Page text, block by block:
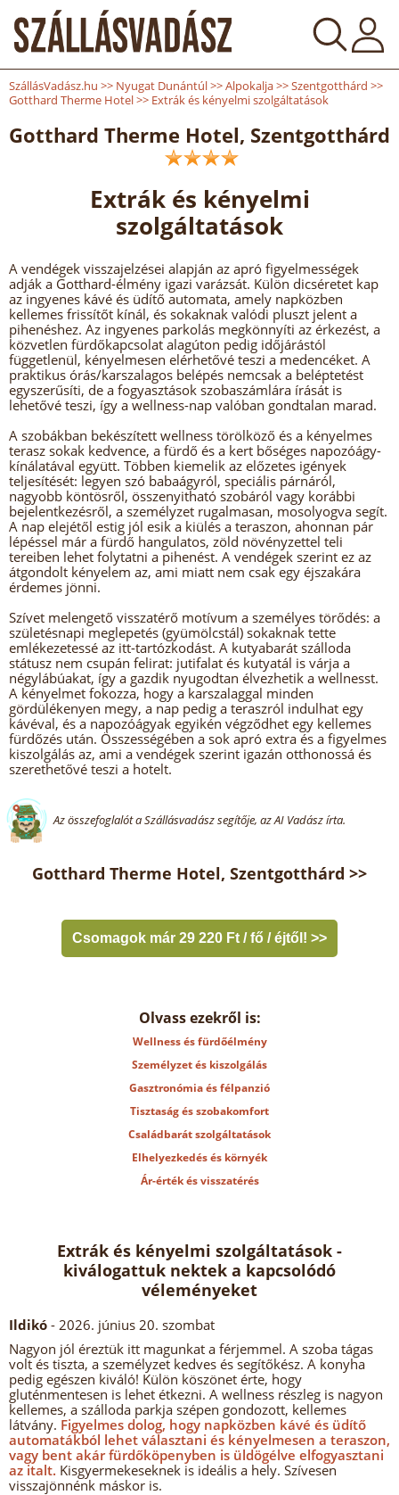
SzállásVadász.hu >> Nyugat Dunántúl>>Alpokalja>>Szentgotthárd >>
Gotthard Therme Hotel>> Extrák és kényelmi szolgáltatások
Gotthard Therme Hotel, Szentgotthárd
Extrák és kényelmi
szolgáltatások
A vendégek visszajelzései alapján az apró figyelmességek
adják a Gotthard-élmény igazi varázsát. Külön dicséretet kap
az ingyenes kávé és üdítő automata, amely napközben
kellemes frissítőt kínál, és sokaknak valódi pluszt jelent a
pihenéshez. Az ingyenes parkolás megkönnyíti az érkezést, a
közvetlen fürdőkapcsolat alagúton pedig időjárástól
függetlenül, kényelmesen elérhetővé teszi a medencéket. A
praktikus órás/karszalagos belépés nemcsak a beléptetést
egyszerűsíti, de a fogyasztások szobaszámlára írását is
lehetővé teszi, így a wellness-nap valóban gondtalan marad.
A szobákban bekészített wellness törölköző és a kényelmes
terasz sokak kedvence, a fürdő és a kert bőséges napozóágy-
kínálatával együtt. Többen kiemelik az előzetes igények
teljesítését: legyen szó babaágyról, speciális párnáról,
nagyobb köntösről, összenyitható szobáról vagy korábbi
bejelentkezésről, a személyzet rugalmasan, mosolyogva segít.
A nap elejétől estig jól esik a kiülés a teraszon, ahonnan pár
lépéssel már a fürdő hangulatos, zöld növényzettel teli
tereiben lehet folytatni a pihenést. A vendégek szerint ez az
átgondolt kényelem az, ami miatt nem csak egy éjszakára
érdemes jönni.
Szívet melengető visszatérő motívum a személyes törődés: a
születésnapi meglepetés (gyümölcstál) sokaknak tette
emlékezetessé az itt-tartózkodást. A kutyabarát szálloda
státusz nem csupán felirat: jutifalat és kutyatál is várja a
négylábúakat, így a gazdik nyugodtan élvezhetik a wellnesst.
A kényelmet fokozza, hogy a karszalaggal minden
gördülékenyen megy, a nap pedig a teraszról indulhat egy
kávéval, és a napozóágyak egyikén végződhet egy kellemes
fürdőzés után. Összességében a sok apró extra és a figyelmes
kiszolgálás az, ami a vendégek szerint igazán otthonossá és
szerethetővé teszi a hotelt.
Az összefoglalót a Szállásvadász segítője, az AI Vadász írta.
Gotthard Therme Hotel, Szentgotthárd >>
Csomagok már 29 220 Ft / fő / éjtől! >>
Olvass ezekről is:
Wellness és fürdőélmény
Személyzet és kiszolgálás
Gasztronómia és félpanzió
Tisztaság és szobakomfort
Családbarát szolgáltatások
Elhelyezkedés és környék
Ár-érték és visszatérés
Extrák és kényelmi szolgáltatások -
kiválogattuk nektek a kapcsolódó
véleményeket
Ildikó - 2026. június 20. szombat
Nagyon jól éreztük itt magunkat a férjemmel. A szoba tágas
volt és tiszta, a személyzet kedves és segítőkész. A konyha
pedig egészen kiváló! Külön köszönet érte, hogy
gluténmentesen is lehet étkezni. A wellness részleg is nagyon
kellemes, a szálloda parkja szépen gondozott, kellemes
látvány. Figyelmes dolog, hogy napközben kávé és üdítő
automatákból lehet választani és kényelmesen a teraszon,
vagy bent akár fürdőköpenyben is üldögélve elfogyasztani
az italt. Kisgyermekeseknek is ideális a hely. Szívesen
visszajönnénk máskor is.